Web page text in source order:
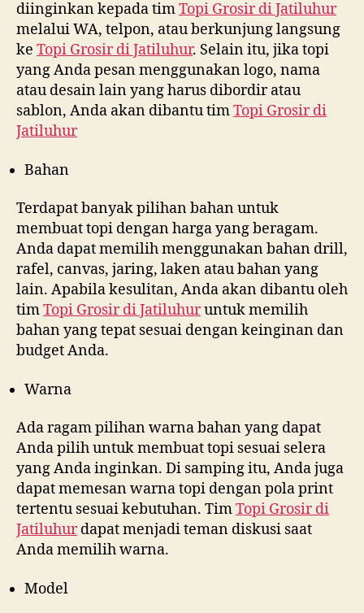
diinginkan kepada timTopi Grosir diJatiluhur
melalui WA, telpon, atau berkunjung langsung
ke Topi Grosir diJatiluhur. Selain itu, jika topi
yang Anda pesan menggunakan logo, nama
atau desain lain yang harus dibordir atau
sablon, Anda akan dibantu timTopi Grosir di
Jatiluhur
Bahan
Terdapat banyak pilihan bahan untuk
membuat topi dengan harga yang beragam.
Anda dapat memilih menggunakan bahan drill,
rafel, canvas, jaring, laken atau bahan yang
lain. Apabila kesulitan, Anda akan dibantu oleh
timTopi Grosir diJatiluhuruntuk memilih
bahan yang tepat sesuai dengan keinginan dan
budget Anda.
Warna
Ada ragam pilihan warna bahan yang dapat
Anda pilih untuk membuat topi sesuai selera
yang Anda inginkan. Di samping itu, Anda juga
dapat memesan warna topi dengan pola print
tertentu sesuai kebutuhan. TimTopi Grosir di
Jatiluhurdapat menjadi teman diskusi saat
Anda memilih warna.
Model